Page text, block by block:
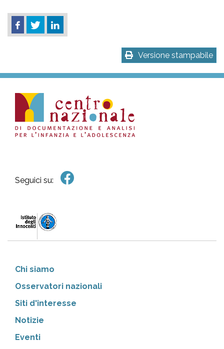
Versione stampabile
Seguici su:
Chi siamo
Osservatori nazionali
Siti d'interesse
Notizie
Eventi